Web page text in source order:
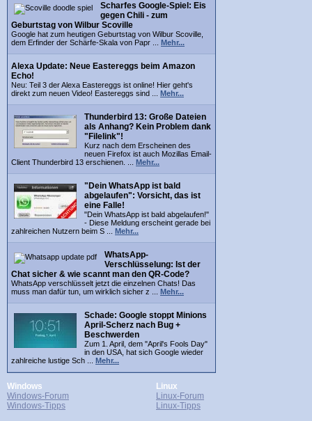
Scharfes Google-Spiel: Eis
gegen Chili - zum
Geburtstag von Wilbur Scoville
Google hat zum heutigen Geburtstag von Wilbur Scoville,
dem Erfinder der Schärfe-Skala von Papr ... Mehr...
Alexa Update: Neue Eastereggs beim Amazon
Echo!
Neu: Teil 3 der Alexa Eastereggs ist online! Hier geht's
direkt zum neuen Video! Eastereggs sind ... Mehr...
Thunderbird 13: Große Dateien
als Anhang? Kein Problem dank
"Filelink"!
Kurz nach dem Erscheinen des
neuen Firefox ist auch Mozillas Email-
Client Thunderbird 13 erschienen. ... Mehr...
"Dein WhatsApp ist bald
abgelaufen": Vorsicht, das ist
eine Falle!
"Dein WhatsApp ist bald abgelaufen!"
- Diese Meldung erscheint gerade bei
zahlreichen Nutzern beim S ... Mehr...
WhatsApp-
Verschlüsselung: Ist der
Chat sicher & wie scannt man den QR-Code?
WhatsApp verschlüsselt jetzt die einzelnen Chats! Das
muss man dafür tun, um wirklich sicher z ... Mehr...
Schade: Google stoppt Minions
April-Scherz nach Bug +
Beschwerden
Zum 1. April, dem "April's Fools Day"
in den USA, hat sich Google wieder
zahlreiche lustige Sch ... Mehr...
Windows
Windows-Forum
Windows-Tipps
Linux
Linux-Forum
Linux-Tipps